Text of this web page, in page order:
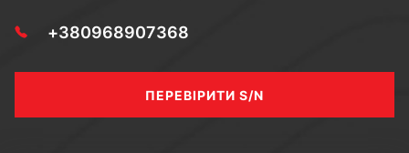
+380968907368
ПЕРЕВІРИТИ S/N